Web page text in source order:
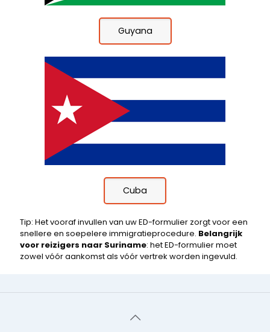
Guyana
Cuba
Tip: Het vooraf invullen van uw ED-formulier zorgt voor een
snellere en soepelere immigratieprocedure. Belangrijk
voor reizigers naar Suriname: het ED-formulier moet
zowel vóór aankomst als vóór vertrek worden ingevuld.